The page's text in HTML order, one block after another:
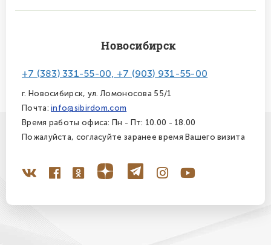
Новосибирск
+7 (383) 331-55-00, +7 (903) 931-55-00
г. Новосибирск, ул. Ломоносова 55/1
Почта:info@sibirdom.com
Время работы офиса: Пн - Пт: 10.00 - 18.00
Пожалуйста, согласуйте заранее время Вашего визита